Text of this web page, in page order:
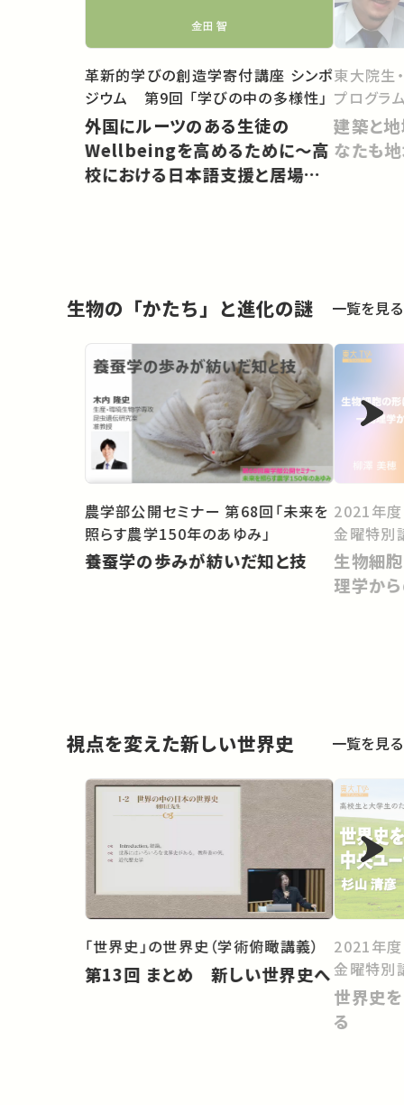
革新的学びの創造学寄付講座 シンポ
ジウム 第9回 「学びの中の多様性」
外国にルーツのある生徒の
Wellbeingを高めるために〜高
校における日本語支援と居場所
東大院生
プログラ
建築と
なたも地
生物の「かたち」と進化の謎 一覧を見る
農学部公開セミナー 第68回「未来を
照らす農学150年のあゆみ」
養蚕学の歩みが紡いだ知と技
2021年度
金曜特別
生物細
理学か
視点を変えた新しい世界史 一覧を見る
「世界史」の世界史（学術俯瞰講義）
第13回 まとめ 新しい世界史へ
2021年度
金曜特別
世界史
る